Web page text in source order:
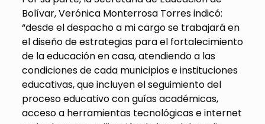
Bolívar, Verónica Monterrosa Torres indicó:
“desde el despacho a mi cargo se trabajará en
el diseño de estrategias para el fortalecimiento
de la educación en casa, atendiendo a las
condiciones de cada municipios e instituciones
educativas, que incluyen el seguimiento del
proceso educativo con guías académicas,
acceso a herramientas tecnológicas e internet